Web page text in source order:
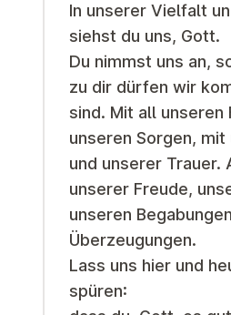
In unserer Vielfalt
siehst du uns, Gott.
Du nimmst uns an,
zu dir dürfen wir
sind. Mit all unseren
unseren Sorgen,
und unserer Trauer.
unserer Freude,
unseren
Überzeugungen.
Lass uns hier und
spüren: